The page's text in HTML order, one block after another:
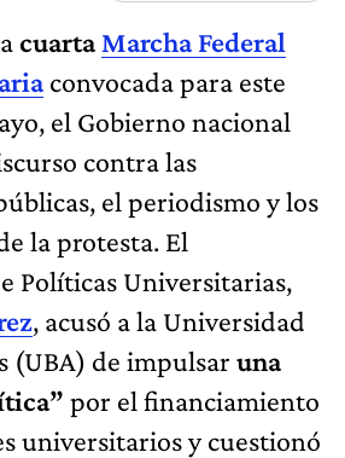
cuartaMarcha Federal
convocada para este
el Gobierno nacional
contra las
el periodismo y los
la protesta. El
Políticas Universitarias,
, acusó a la Universidad
(UBA) de impulsar una
por el financiamiento
universitarios y cuestionó